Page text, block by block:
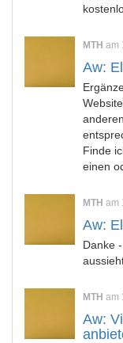
MTH am
Aw:
Finde
einen
MTH am
Aw:
Danke
MTH am
Aw: